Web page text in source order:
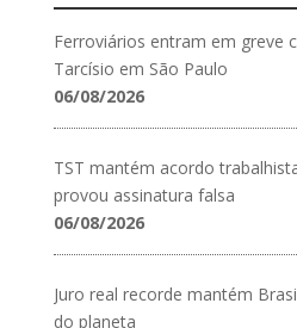
Ferroviários entram em greve
Tarcísio em São Paulo
06/08/2026
TST mantém acordo
provou assinatura falsa
06/08/2026
Juro real recorde mantém
do planeta